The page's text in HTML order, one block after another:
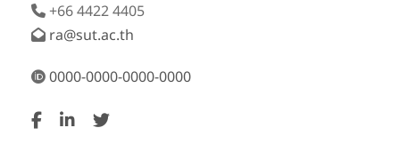
+66 4422 4405
ra@sut.ac.th
0000-0000-0000-0000